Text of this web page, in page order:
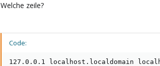
Welche zeile?
Code:
127.0.0.1 localhost.localdomain